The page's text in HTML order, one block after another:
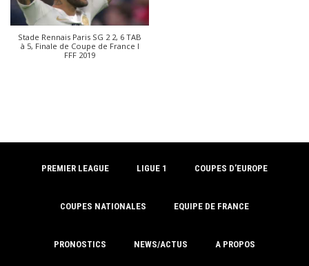
Stade Rennais Paris SG 2 2, 6 TAB
à 5, Finale de Coupe de France I
FFF 2019
PREMIER LEAGUE LIGUE 1 COUPES D’EUROPE
COUPES NATIONALES EQUIPE DE FRANCE
PRONOSTICS NEWS/ACTUS A PROPOS